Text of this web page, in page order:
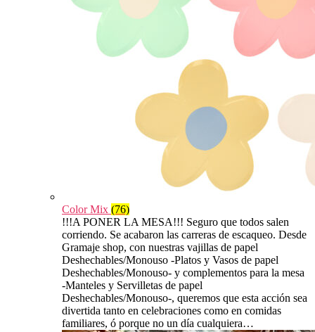
Color Mix (76)
!!!A PONER LA MESA!!! Seguro que todos salen
corriendo. Se acabaron las carreras de escaqueo. Desde
Gramaje shop, con nuestras vajillas de papel
Deshechables/Monouso -Platos y Vasos de papel
Deshechables/Monouso- y complementos para la mesa
-Manteles y Servilletas de papel
Deshechables/Monouso-, queremos que esta acción sea
divertida tanto en celebraciones como en comidas
familiares, ó porque no un día cualquiera…